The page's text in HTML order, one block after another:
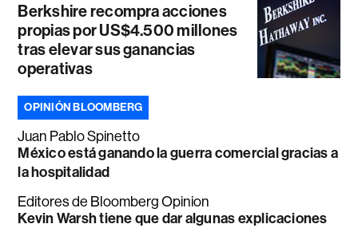
Berkshire recompra acciones
propias por US$4.500 millones
tras elevar sus ganancias
operativas
OPINIÓN BLOOMBERG
Juan Pablo Spinetto
México está ganando la guerra comercial gracias a
la hospitalidad
Editores de Bloomberg Opinion
Kevin Warsh tiene que dar algunas explicaciones